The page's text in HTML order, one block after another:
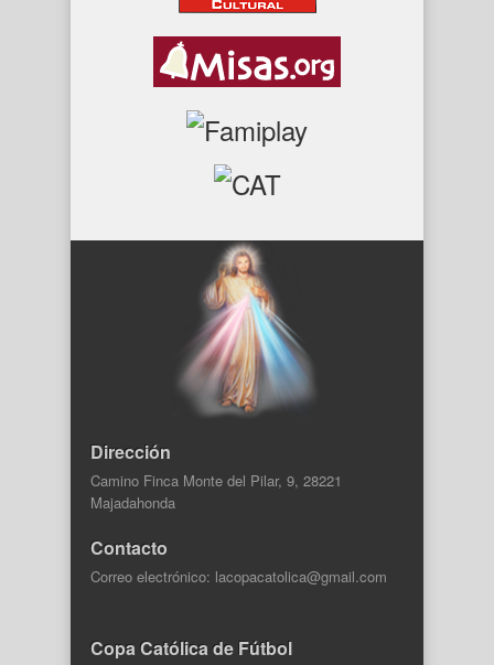
Dirección
Camino Finca Monte del Pilar, 9, 28221
Majadahonda
Contacto
Correo electrónico: lacopacatolica@gmail.com
Copa Católica de Fútbol